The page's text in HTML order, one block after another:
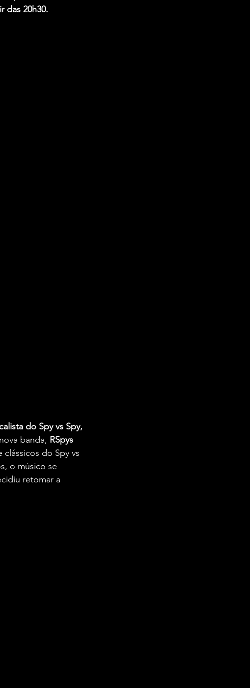
das 20h30.
do Spy vs Spy,
banda, RSpys
do Spy vs
o músico se
retomar a